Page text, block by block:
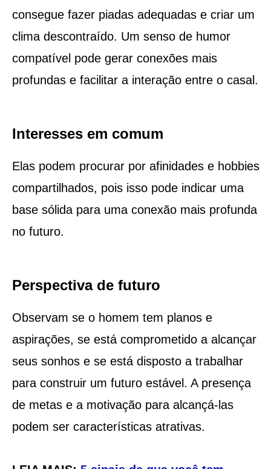
consegue fazer piadas adequadas e criar um
clima descontraído. Um senso de humor
compatível pode gerar conexões mais
profundas e facilitar a interação entre o casal.
Interesses em comum
Elas podem procurar por afinidades e hobbies
compartilhados, pois isso pode indicar uma
base sólida para uma conexão mais profunda
no futuro.
Perspectiva de futuro
Observam se o homem tem planos e
aspirações, se está comprometido a alcançar
seus sonhos e se está disposto a trabalhar
para construir um futuro estável. A presença
de metas e a motivação para alcançá-las
podem ser características atrativas.